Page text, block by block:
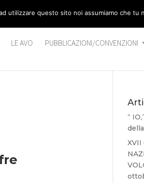
LE AVO PUBBLICAZIONI/CONVENZIONI
“
XVII
utilizzare questo sito noi assumiamo che tu